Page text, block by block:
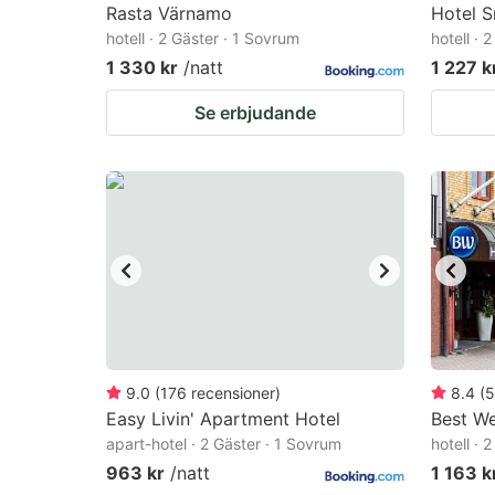
Rasta Värnamo
hotell · 2 Gäster · 1 Sovrum
1 330 kr /natt
Se erbjudande
Hotel
hotell ·
1 227
9.0 (176 recensioner)
Easy Livin' Apartment Hotel
apart-hotel · 2 Gäster · 1 Sovrum
963 kr /natt
8.4 (
Best
hotell ·
1 163